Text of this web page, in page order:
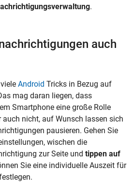
.
auch
Android Tricks in Bezug auf
mag daran liegen, dass
Smartphone eine große Rolle
nicht, auf Wunsch lassen sich
pausieren. Gehen Sie
wischen die
zur Seite und tippen auf
Sie eine individuelle Auszeit für